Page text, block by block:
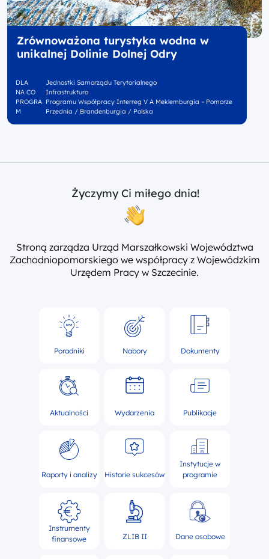
Zrównoważona turystyka wodna w
unikalnej Dolinie Dolnej Odry
DLA
Jednostki Samorządu Terytorialnego
NA CO
Infrastruktura
PROGRA
M
Programu Współpracy Interreg V A Meklemburgia – Pomorze
Przednia / Brandenburgia / Polska
Życzymy Ci miłego dnia!
Stroną zarządza Urząd Marszałkowski Województwa
Zachodniopomorskiego we współpracy z Wojewódzkim
Urzędem Pracy w Szczecinie.
Poradniki Nabory Dokumenty
Aktualności Wydarzenia Publikacje
Raporty i analizy Historie sukcesów
Instytucje w
programie
Instrumenty
finansowe
ZLIB II Dane osobowe